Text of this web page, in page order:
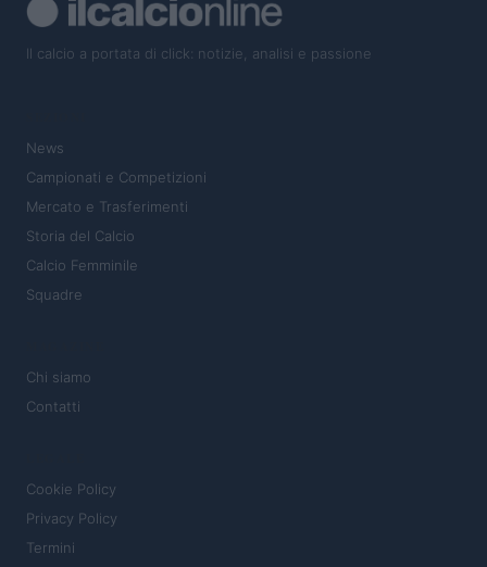
Il calcio a portata di click: notizie, analisi e passione
News
Campionati e Competizioni
Mercato e Trasferimenti
Storia del Calcio
Calcio Femminile
Squadre
Chi siamo
Contatti
Cookie Policy
Privacy Policy
Termini